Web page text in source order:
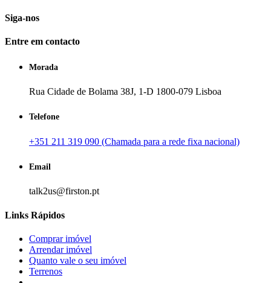
Siga-nos
Entre em contacto
Morada
Rua Cidade de Bolama 38J, 1-D 1800-079 Lisboa
Telefone
+351 211 319 090 (Chamada para a rede fixa nacional)
Email
talk2us@firston.pt
Links Rápidos
Comprar imóvel
Arrendar imóvel
Quanto vale o seu imóvel
Terrenos